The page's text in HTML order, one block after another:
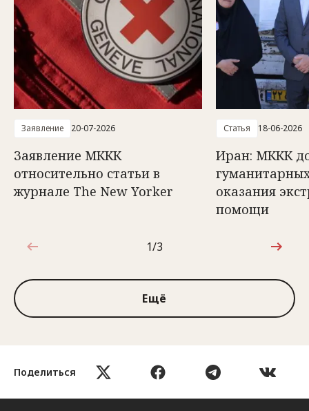
Поделиться
Заявление 20-07-2026
Заявление МККК
относительно статьи в
журнале The New Yorker
Статья 18-06-2026
Иран: МККК
оказания
помощи
1 из 3
1/3
Ещё